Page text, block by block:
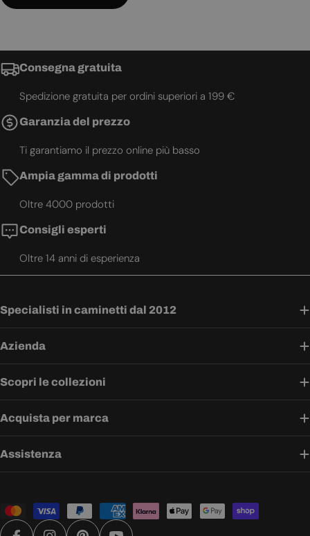
Consegna gratuita
Spedizione gratuita per ordini superiori a 199 €
Garanzia del prezzo
Ti garantiamo il prezzo online più basso
Ampia gamma di prodotti
Oltre 4000 prodotti
Consigli esperti
Oltre 14 anni di esperienza
Specialisti in caminetti dal 2012
Azienda
Scopri le collezioni
Acquista per marca
Assistenza
Metodi
di